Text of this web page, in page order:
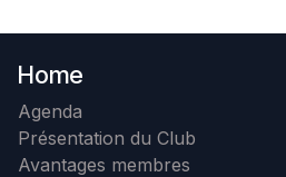
Home
Agenda
Présentation du Club
Avantages membres